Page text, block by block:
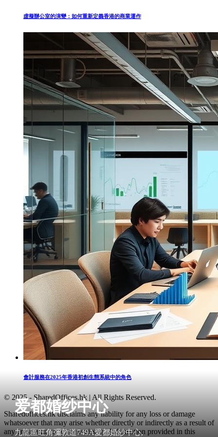
爱都婚纱中心
九龍區旺角彌敦道749A愛都婚紗中心,
虛擬辦公室的演變：如何重新定義香港的商業運作
會計服務在2025年香港初創生態系統中的角色
© 2025 - SharedOffices.hk | All Rights Reserved.
Sharedoffices.hk disclaims any liability for any loss or damage
whatsoever that may arise whether directly or indirectly as a result of
any error, inaccuracy or omission. Information provided in this